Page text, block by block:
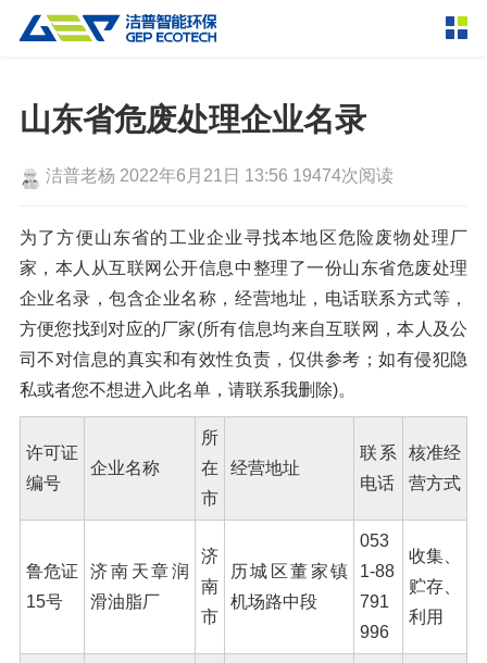
双轴撕碎机 单轴撕碎机
四轴撕碎机 液压粗碎机
垃圾破袋机 移动式撕碎站
粉碎设备
环锤式粉碎机 鼓式粉碎机
轮胎钢丝分离机 通用型粉碎机
破碎设备
反击式破碎机 颚式破碎机
移动式破碎站
挤压成型设备
液压打包机
成套机组
封闭式破碎系统 废轮胎热解系统
橡胶破胶机组
分选分离设备
风选机
磁选机 涡电流分选机
脉冲除尘器 轮胎抽丝机
解决方案
服务支持
新闻资讯
走进洁普
联系我们
山东省危废处理企业名录
洁普老杨 2022年6月21日 13:56 19474次阅读
为了方便山东省的工业企业寻找本地区危险废物处理厂
家，本人从互联网公开信息中整理了一份山东省危废处理
企业名录，包含企业名称，经营地址，电话联系方式等，
方便您找到对应的厂家(所有信息均来自互联网，本人及公
司不对信息的真实和有效性负责，仅供参考；如有侵犯隐
私或者您不想进入此名单，请联系我删除)。
许可证
编号
企业名称
所
在
市
经营地址
联系
电话
核准经
营方式
鲁危证
15号
济南天章润
滑油脂厂
济
南
市
历城区董家镇
机场路中段
053
1-88
791
996
收集、
贮存、
利用